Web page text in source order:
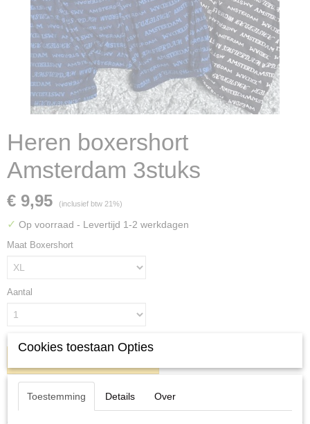
Heren boxershort
Amsterdam 3stuks
€ 9,95 (inclusief btw 21%)
✓ Op voorraad - Levertijd 1-2 werkdagen
Maat Boxershort
Aantal
Specificaties
Cookies toestaan Opties
Toestemming Details Over